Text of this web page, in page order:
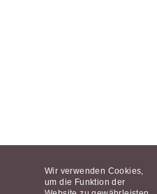
Wir verwenden Cookies,
um die Funktion der